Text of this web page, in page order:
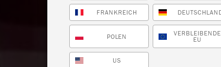
ALLE PRODUKTE ANZEIGEN
FRANKREICH
POLEN VERBLEIBENDE
EU
US